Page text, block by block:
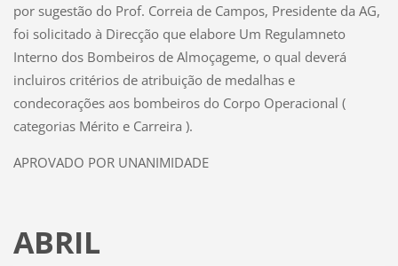
por sugestão do Prof. Correia de Campos, Presidente da AG,
foi solicitado à Direcção que elabore Um Regulamneto
Interno dos Bombeiros de Almoçageme, o qual deverá
incluiros critérios de atribuição de medalhas e
condecorações aos bombeiros do Corpo Operacional (
categorias Mérito e Carreira ).
APROVADO POR UNANIMIDADE
ABRIL